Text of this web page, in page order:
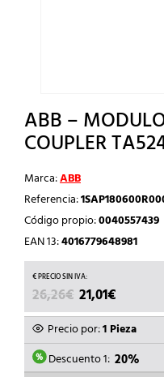
ABB –
COUPLER
Marca:ABB
Referencia:
Código propio:0040557439
EAN 13:4016779648981
26,26€ EL
PRECIO
ORIGINAL
ERA:
26,26€.
21,01€
ACTUAL
ES:
21,01€.
Precio por:1 Pieza
Descuento 1: 20%